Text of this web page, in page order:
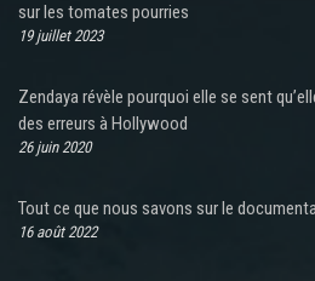
sur les tomates pourries
19 juillet 2023
Zendaya révèle pourquoi elle se sent
des erreurs à Hollywood
26 juin 2020
Tout ce que nous savons sur le
16 août 2022